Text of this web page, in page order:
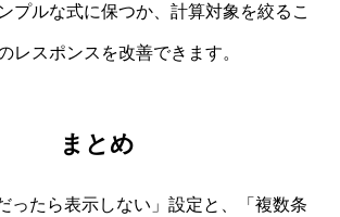
プルな式に保つか、計算対象を絞るこ
レスポンスを改善できます。
まとめ
ったら表示しない」設定と、「複数条